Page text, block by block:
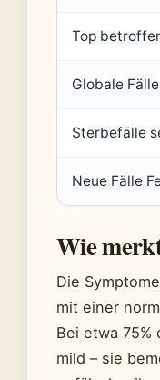
Top
Globale
Sterbefälle
Neue Fälle
Wie
Die
mit einer
Bei etwa
mild – sie